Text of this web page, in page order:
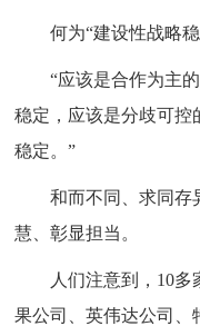
何为“建设性战略稳
“应该是合作为主
稳定，应该是分歧可控
稳定。”
和而不同、求同存
慧、彰显担当。
人们注意到，10
果公司、英伟达公司